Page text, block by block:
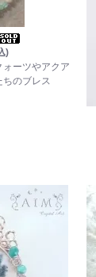
)
ーツやアクア
ちのブレス